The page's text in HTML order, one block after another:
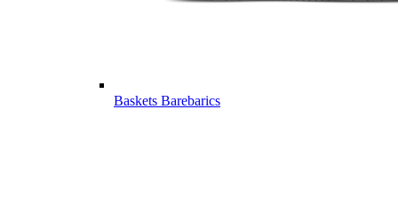
Baskets Barebarics